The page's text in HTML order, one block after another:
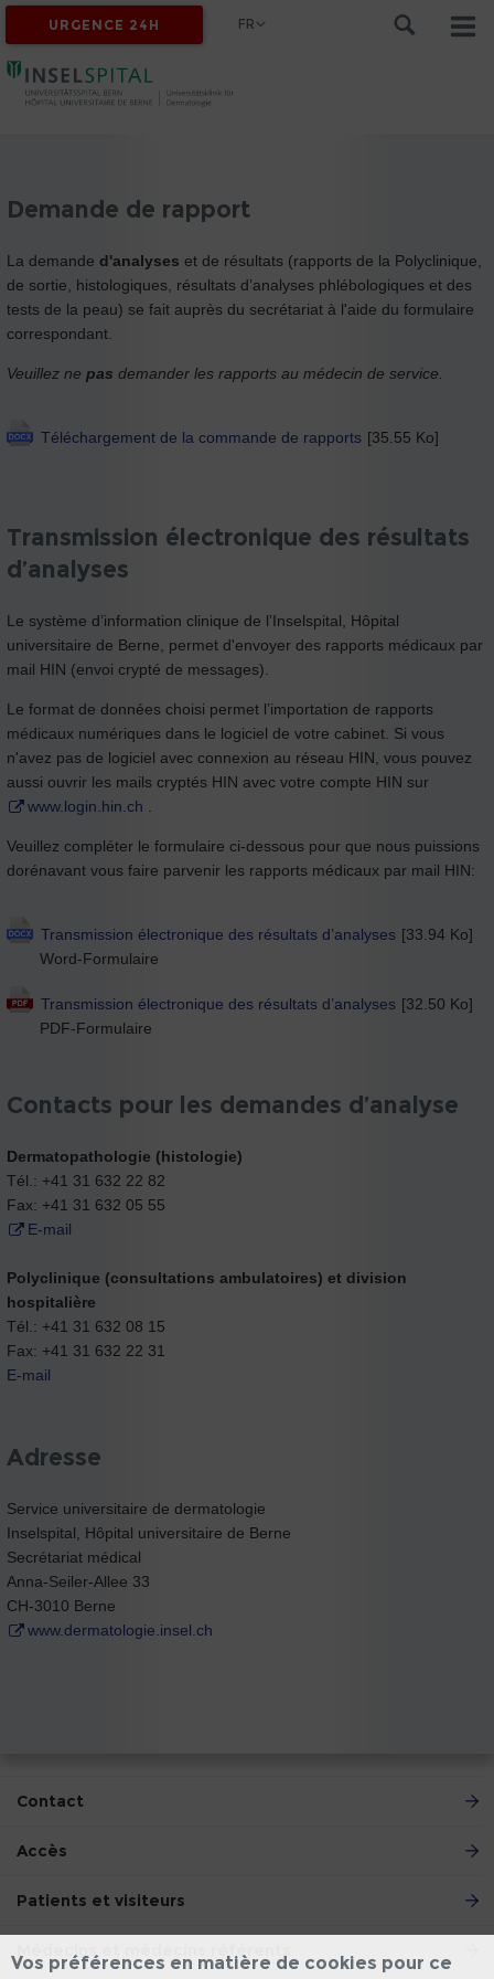
URGENCE 24H FR
Demande de rapport
La demande d'analyses et de résultats (rapports de la Polyclinique,
de sortie, histologiques, résultats d’analyses phlébologiques et des
tests de la peau) se fait auprès du secrétariat à l'aide du formulaire
correspondant.
Veuillez ne pas demander les rapports au médecin de service.
Téléchargement de la commande de rapports [35.55 Ko]
Transmission électronique des résultats
d’analyses
Le système d’information clinique de l’Inselspital, Hôpital
universitaire de Berne, permet d'envoyer des rapports médicaux par
mail HIN (envoi crypté de messages).
Le format de données choisi permet l’importation de rapports
médicaux numériques dans le logiciel de votre cabinet. Si vous
n'avez pas de logiciel avec connexion au réseau HIN, vous pouvez
aussi ouvrir les mails cryptés HIN avec votre compte HIN sur
www.login.hin.ch
Veuillez compléter le formulaire ci-dessous pour que nous puissions
dorénavant vous faire parvenir les rapports médicaux par mail HIN:
Transmission électronique des résultats d’analyses [33.94 Ko]
Word-Formulaire
Transmission électronique des résultats d’analyses [32.50 Ko]
PDF-Formulaire
Contacts pour les demandes d’analyse
Dermatopathologie (histologie)
Tél.: +41 31 632 22 82
Fax: +41 31 632 05 55
E-mail
Polyclinique (consultations ambulatoires) et division
hospitalière
Tél.: +41 31 632 08 15
Fax: +41 31 632 22 31
E-mail
Adresse
Service universitaire de dermatologie
Inselspital, Hôpital universitaire de Berne
Secrétariat médical
Anna-Seiler-Allee 33
CH-3010 Berne
www.dermatologie.insel.ch
Contact
Accès
Patients et visiteurs
Médecins et médecins référents
Vos préférences en matière de cookies pour ce